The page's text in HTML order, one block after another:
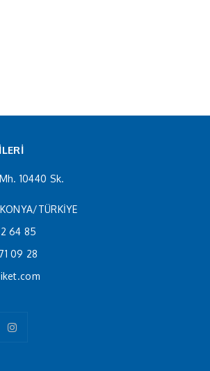
10440 Sk.
TÜRKİYE
64 85
09 28
Instagram